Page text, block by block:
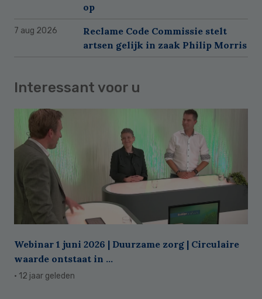
op
7 aug 2026
Reclame Code Commissie stelt
artsen gelijk in zaak Philip Morris
Interessant voor u
Webinar 1 juni 2026 | Duurzame zorg | Circulaire
waarde ontstaat in ...
· 12 jaar geleden